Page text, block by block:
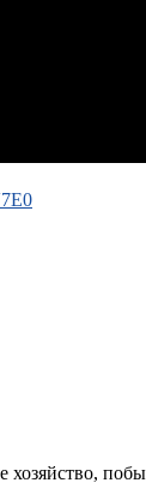
хозяйство,